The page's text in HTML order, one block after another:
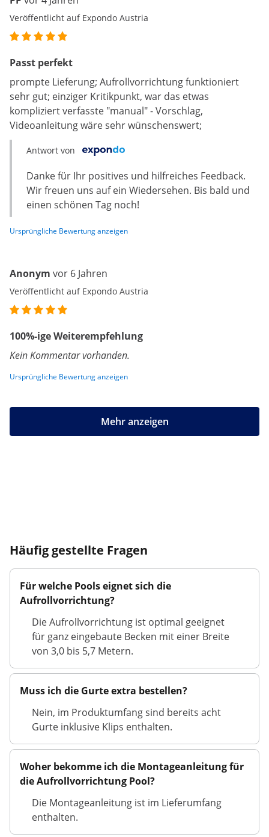
Veröffentlicht auf Expondo Austria
Passt perfekt
prompte Lieferung; Aufrollvorrichtung funktioniert
sehr gut; einziger Kritikpunkt, war das etwas
kompliziert verfasste "manual" - Vorschlag,
Videoanleitung wäre sehr wünschenswert;
Antwort von
Danke für Ihr positives und hilfreiches Feedback.
Wir freuen uns auf ein Wiedersehen. Bis bald und
einen schönen Tag noch!
Ursprüngliche Bewertung anzeigen
Anonym vor 6 Jahren
Veröffentlicht auf Expondo Austria
100%-ige Weiterempfehlung
Kein Kommentar vorhanden.
Ursprüngliche Bewertung anzeigen
Mehr anzeigen
Häufig gestellte Fragen
Für welche Pools eignet sich die
Aufrollvorrichtung?
Die Aufrollvorrichtung ist optimal geeignet
für ganz eingebaute Becken mit einer Breite
von 3,0 bis 5,7 Metern.
Muss ich die Gurte extra bestellen?
Nein, im Produktumfang sind bereits acht
Gurte inklusive Klips enthalten.
Woher bekomme ich die Montageanleitung für
die Aufrollvorrichtung Pool?
Die Montageanleitung ist im Lieferumfang
enthalten.